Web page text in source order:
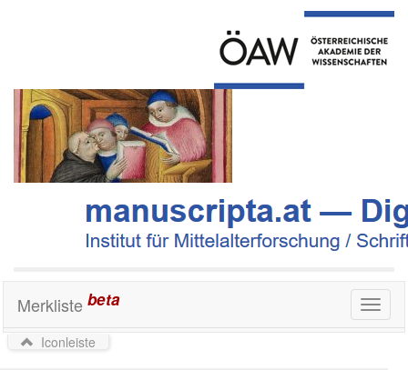
Toggle
Merkliste beta
Iconleiste